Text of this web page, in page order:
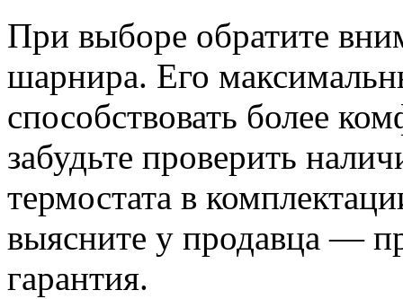
При выборе обратите
шарнира. Его
способствовать более
забудьте проверить
термостата в
выясните у продавца —
гарантия.